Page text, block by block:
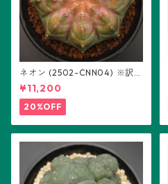
ネオン (2502-CNN04) ※訳あ
り：ギムノカリキウム属 ※実
生
¥11,200
20%OFF